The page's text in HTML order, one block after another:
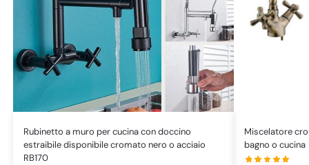
Rubinetto a muro per cucina con doccino
estraibile disponibile cromato nero o acciaio
RB170
Miscelatore
bagno o cucina